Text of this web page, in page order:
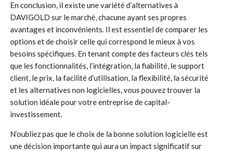
En conclusion, il existe une variété d’alternatives à
DAVIGOLD sur le marché, chacune ayant ses propres
avantages et inconvénients. Il est essentiel de comparer les
options et de choisir celle qui correspond le mieux à vos
besoins spécifiques. En tenant compte des facteurs clés tels
que les fonctionnalités, l’intégration, la fiabilité, le support
client, le prix, la facilité d’utilisation, la flexibilité, la sécurité
et les alternatives non logicielles, vous pouvez trouver la
solution idéale pour votre entreprise de capital-
investissement.
N’oubliez pas que le choix de la bonne solution logicielle est
une décision importante qui aura un impact significatif sur